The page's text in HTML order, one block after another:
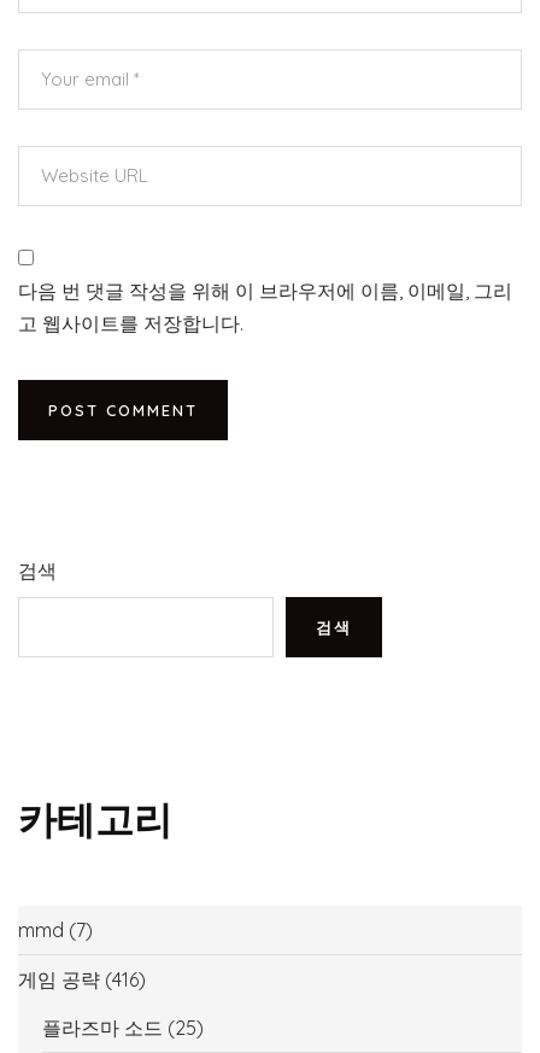
다음 번 댓글 작성을 위해 이 브라우저에 이름, 이메일, 그리
고 웹사이트를 저장합니다.
검색
검색
카테고리
mmd (7)
게임 공략 (416)
플라즈마 소드 (25)